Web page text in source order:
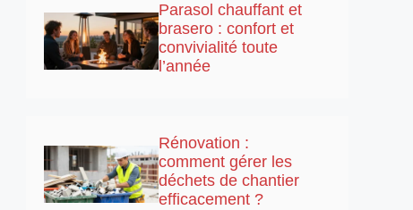
Parasol chauffant et
brasero : confort et
convivialité toute
l’année
Rénovation :
comment gérer les
déchets de chantier
efficacement ?